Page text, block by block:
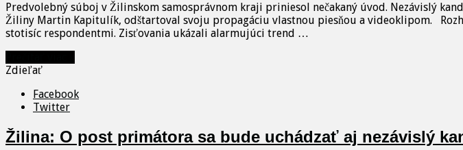
Predvolebný súboj v Žilinskom samosprávnom kraji priniesol nečakaný úvod. Nezávislý
Žiliny Martin Kapitulík, odštartoval svoju propagáciu vlastnou piesňou a videoklipom.
stotisíc respondentmi. Zisťovania ukázali alarmujúci trend …
Zdieľať
Facebook
Twitter
Žilina: O post primátora sa bude uchádzať aj nezávislý